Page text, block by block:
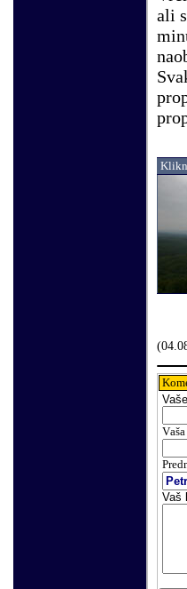
ali
(04
Vaše
V
Vaš